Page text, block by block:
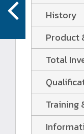
History
Product
Total
Training